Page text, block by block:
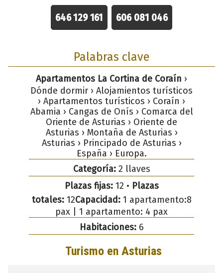
646 129 161 606 081 046
Palabras clave
Apartamentos La Cortina de Coraín ›
Dónde dormir › Alojamientos turísticos
› Apartamentos turísticos › Coraín ›
Abamia › Cangas de Onís › Comarca del
Oriente de Asturias › Oriente de
Asturias › Montaña de Asturias ›
Asturias › Principado de Asturias ›
España › Europa.
Categoría:2 llaves
Plazas fijas:12 • Plazas
totales:12Capacidad:1 apartamento:8
pax | 1 apartamento: 4 pax
Habitaciones:6